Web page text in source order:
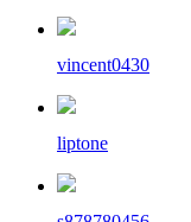
vincent0430
liptone